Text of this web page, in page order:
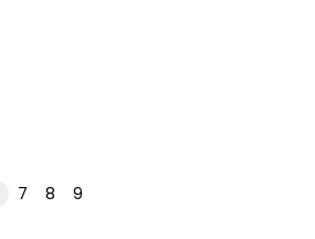
7 8
9